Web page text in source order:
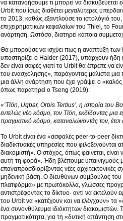
να κατανοήσουμε τι μπορεί να
Urbit που ίσως διαθέτει μεγαλύτερες
το 2013, καθώς εξαντλούσε το ιστολόγιό
επιχειρηματικών κεφαλαίων του Thiel, το
ανάρτηση. Ωστόσο, διατηρεί κάποια
Θα μπορούσε να ισχύει πως η ανάπτυξη των
υποστηρίζει ο Haider (2017), υπάρχουν ήδη
δεν είναι σαφές γιατί το Urbit θα έπρεπε να
του ενασχόλησης», παράγοντας μάλιστα
μια άλλη ανάρτηση που έχει γράψει ο
όπως παρατηρεί ο Tseng (2019):
«’Tlön, Uqbar, Orbis Tertius’, η ιστορία του
εντελώς νέο κόσμο, τον Tlön, εκδίδοντας μια
πραγματικό κόσμο, καταναλώνοντάς τον, έτσι
Το Urbit είναι ένα «ασφαλές peer-to-peer
διαδικτυακές υπηρεσίες που
διακομιστή». Ο στόχος, όπως φαίνεται,
αυτή τη φορά». Ήδη βλέπουμε υπαινιγμούς
επαναπροσδιορίζοντας νέες
μηδενική βάση. Ο διευθύνων σύμβουλος του
πλατφόρμα» με πρωτόκολλα, γλώσσες
αντιστρέφοντας το δίκτυο· αντί να
του Urbit να «κατέχουν και να ελέγχουν» τα
ένα συνονθύλευμα ιδιόκτητων διακομιστών.
πραγματικότητα, για τη «δυτική απάντηση